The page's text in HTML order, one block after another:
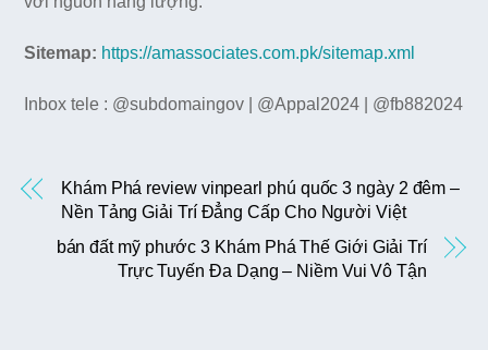
Sitemap: https://amassociates.com.pk/sitemap.xml
Inbox tele : @subdomaingov | @Appal2024 | @fb882024
Khám Phá review vinpearl phú quốc 3 ngày 2 đêm –
Nền Tảng Giải Trí Đẳng Cấp Cho Người Việt
bán đất mỹ phước 3 Khám Phá Thế Giới Giải Trí
Trực Tuyến Đa Dạng – Niềm Vui Vô Tận